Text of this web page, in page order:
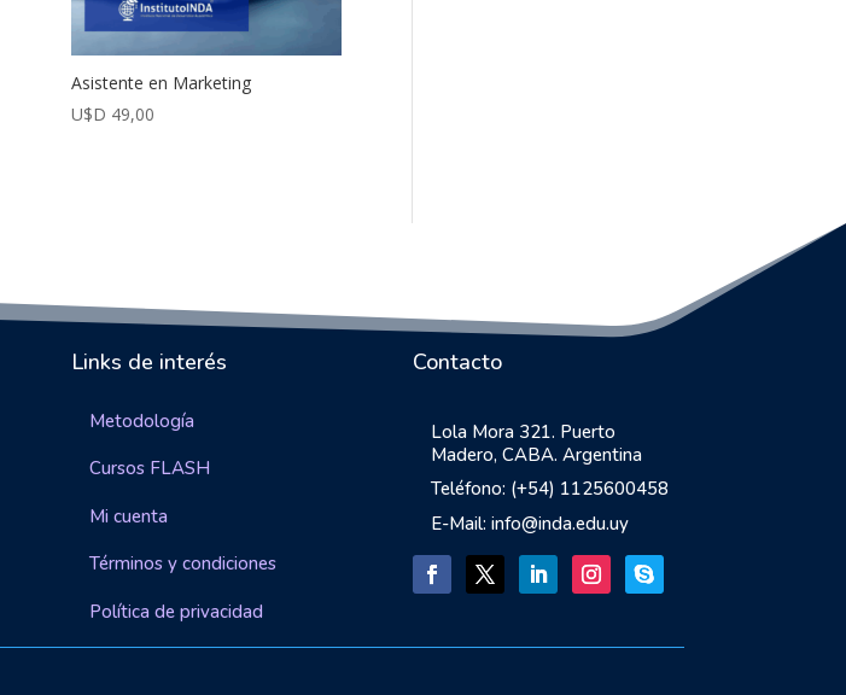
Asistente en Marketing
U$D 49,00
Links de interés
Metodología
Cursos FLASH
Mi cuenta
Términos y condiciones
Política de privacidad
Contacto
Lola Mora 321. Puerto
Madero, CABA. Argentina
Teléfono: (+54) 1125600458
E-Mail: info@inda.edu.uy